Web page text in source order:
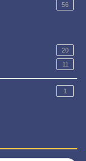
56
20
11
1